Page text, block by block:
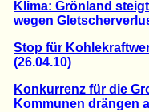
Klima: Grönland
wegen
Stop für
(26.04.10)
Konkurrenz für die
Kommunen drängen